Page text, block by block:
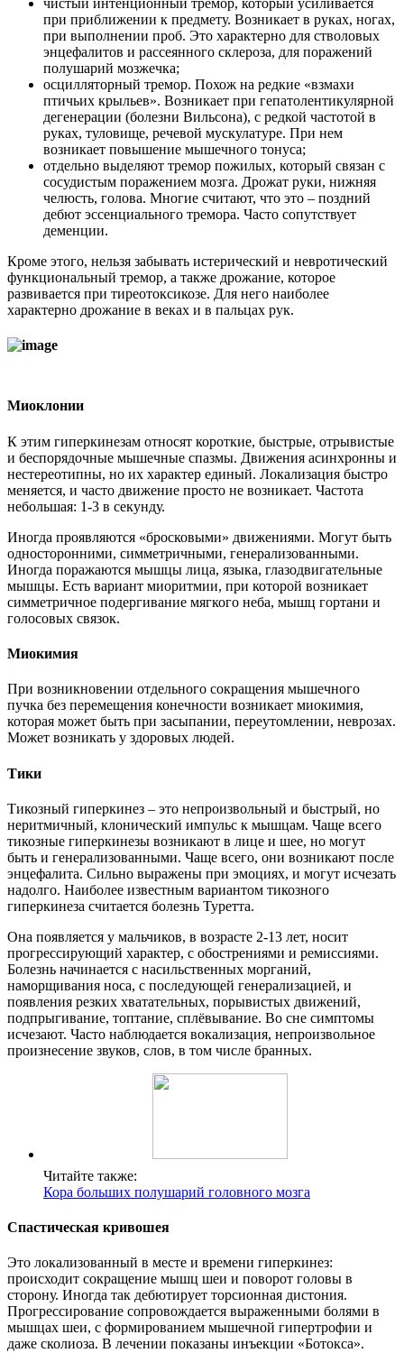
чистый интенционный тремор, который усиливается
при приближении к предмету. Возникает в руках, ногах,
при выполнении проб. Это характерно для стволовых
энцефалитов и рассеянного склероза, для поражений
полушарий мозжечка;
осцилляторный тремор. Похож на редкие «взмахи
птичьих крыльев». Возникает при гепатолентикулярной
дегенерации (болезни Вильсона), с редкой частотой в
руках, туловище, речевой мускулатуре. При нем
возникает повышение мышечного тонуса;
отдельно выделяют тремор пожилых, который связан с
сосудистым поражением мозга. Дрожат руки, нижняя
челюсть, голова. Многие считают, что это – поздний
дебют эссенциального тремора. Часто сопутствует
деменции.
Кроме этого, нельзя забывать истерический и невротический
функциональный тремор, а также дрожание, которое
развивается при тиреотоксикозе. Для него наиболее
характерно дрожание в веках и в пальцах рук.
Миоклонии
К этим гиперкинезам относят короткие, быстрые, отрывистые
и беспорядочные мышечные спазмы. Движения асинхронны и
нестереотипны, но их характер единый. Локализация быстро
меняется, и часто движение просто не возникает. Частота
небольшая: 1-3 в секунду.
Иногда проявляются «бросковыми» движениями. Могут быть
односторонними, симметричными, генерализованными.
Иногда поражаются мышцы лица, языка, глазодвигательные
мышцы. Есть вариант миоритмии, при которой возникает
симметричное подергивание мягкого неба, мышц гортани и
голосовых связок.
Миокимия
При возникновении отдельного сокращения мышечного
пучка без перемещения конечности возникает миокимия,
которая может быть при засыпании, переутомлении, неврозах.
Может возникать у здоровых людей.
Тики
Тикозный гиперкинез – это непроизвольный и быстрый, но
неритмичный, клонический импульс к мышцам. Чаще всего
тикозные гиперкинезы возникают в лице и шее, но могут
быть и генерализованными. Чаще всего, они возникают после
энцефалита. Сильно выражены при эмоциях, и могут исчезать
надолго. Наиболее известным вариантом тикозного
гиперкинеза считается болезнь Туретта.
Она появляется у мальчиков, в возрасте 2-13 лет, носит
прогрессирующий характер, с обострениями и ремиссиями.
Болезнь начинается с насильственных морганий,
наморщивания носа, с последующей генерализацией, и
появления резких хватательных, порывистых движений,
подпрыгивание, топтание, сплёвывание. Во сне симптомы
исчезают. Часто наблюдается вокализация, непроизвольное
произнесение звуков, слов, в том числе бранных.
Читайте также:
Кора больших полушарий головного мозга
Спастическая кривошея
Это локализованный в месте и времени гиперкинез:
происходит сокращение мышц шеи и поворот головы в
сторону. Иногда так дебютирует торсионная дистония.
Прогрессирование сопровождается выраженными болями в
мышцах шеи, с формированием мышечной гипертрофии и
даже сколиоза. В лечении показаны инъекции «Ботокса».